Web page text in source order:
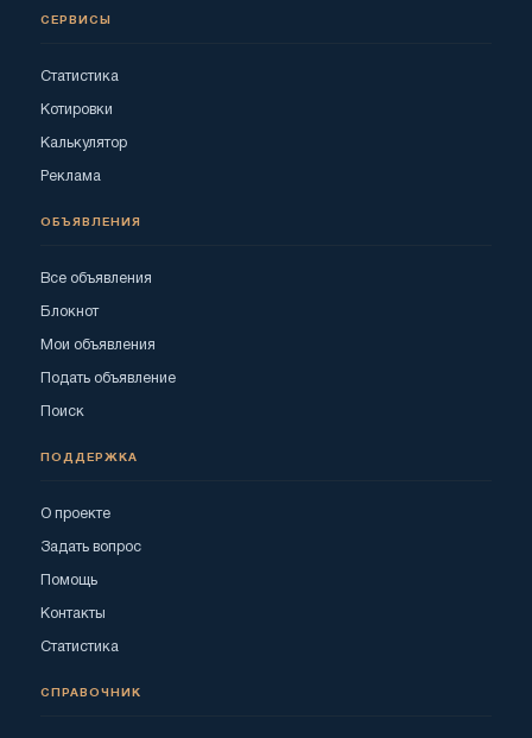
СЕРВИСЫ
Статистика
Котировки
Калькулятор
Реклама
ОБЪЯВЛЕНИЯ
Все объявления
Блокнот
Мои объявления
Подать объявление
Поиск
ПОДДЕРЖКА
О проекте
Задать вопрос
Помощь
Контакты
Статистика
СПРАВОЧНИК